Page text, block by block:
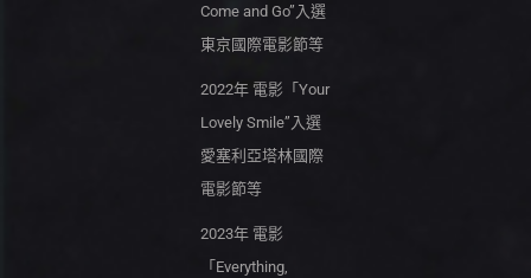
Come and Go”入選
東京國際電影節等
2022年 電影「Your
Lovely Smile”入選
愛塞利亞塔林國際
電影節等
2023年 電影
「Everything,